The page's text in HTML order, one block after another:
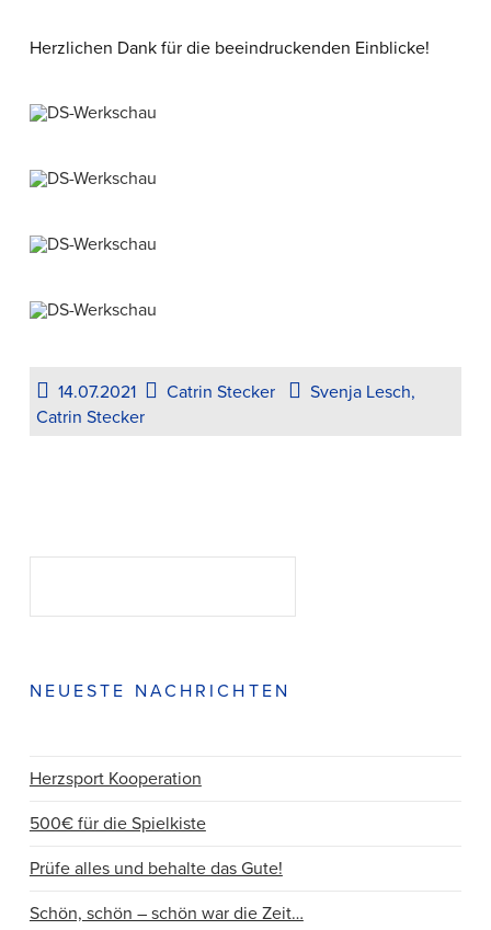
Herzlichen Dank für die beeindruckenden Einblicke!
14.07.2021 Catrin Stecker
Svenja Lesch,
Catrin Stecker
NEUESTE NACHRICHTEN
Herzsport Kooperation
500€ für die Spielkiste
Prüfe alles und behalte das Gute!
Schön, schön – schön war die Zeit…